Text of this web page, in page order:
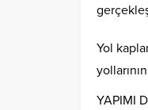
Yol
YAPIMI